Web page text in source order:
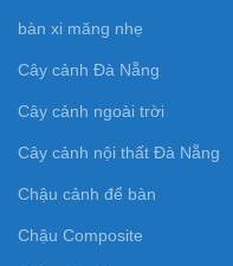
bàn xi măng nhẹ
Cây cảnh Đà Nẵng
Cây cảnh ngoài trời
Cây cảnh nội thất Đà Nẵng
Chậu cảnh để bàn
Chậu Composite